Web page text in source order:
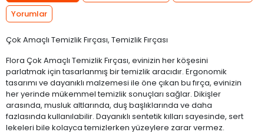
Yorumlar
Çok Amaçlı Temizlik Fırçası, Temizlik Fırçası
Flora Çok Amaçlı Temizlik Fırçası, evinizin her köşesini
parlatmak için tasarlanmış bir temizlik aracıdır. Ergonomik
tasarımı ve dayanıklı malzemesi ile öne çıkan bu fırça, evinizin
her yerinde mükemmel temizlik sonuçları sağlar. Dikişler
arasında, musluk altlarında, duş başlıklarında ve daha
fazlasında kullanılabilir. Dayanıklı sentetik kılları sayesinde, sert
lekeleri bile kolayca temizlerken yüzeylere zarar vermez.